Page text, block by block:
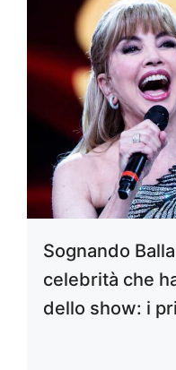
Sognando
celebrità che
dello show: i